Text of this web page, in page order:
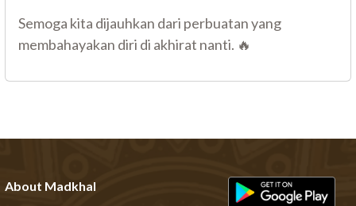
Semoga kita dijauhkan dari perbuatan yang
membahayakan diri di akhirat nanti. 🔥
About Madkhal